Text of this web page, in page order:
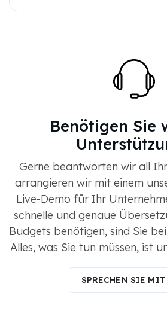
Benötigen Sie
Gerne beantworten wir all
arrangieren wir mit einem
Live-Demo für Ihr
schnelle und genaue
Budgets benötigen, sind Sie
Alles, was Sie tun müssen, ist
SPRECHEN SIE MIT